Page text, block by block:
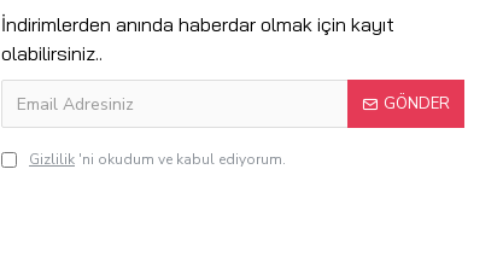
İndirimlerden anında haberdar olmak için kayıt
olabilirsiniz..
GÖNDER
Gizlilik 'ni okudum ve kabul ediyorum.